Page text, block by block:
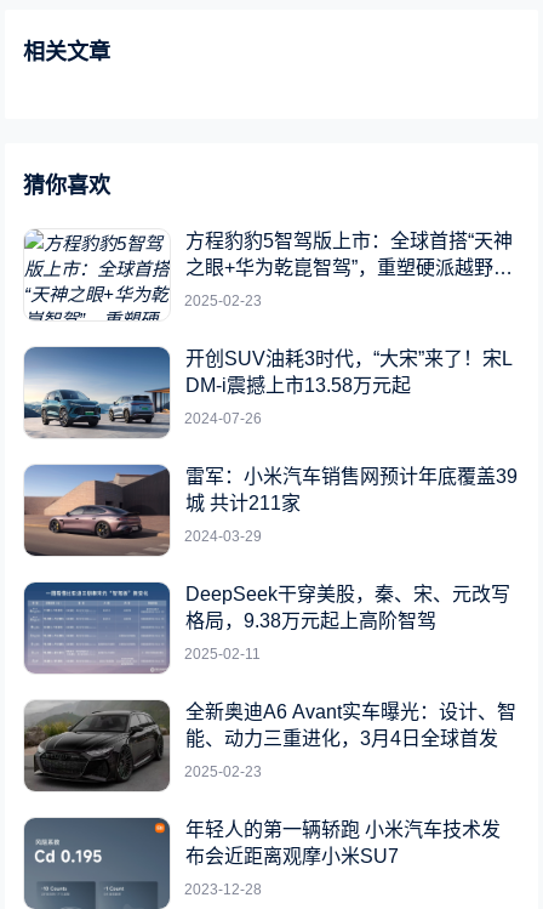
相关文章
猜你喜欢
方程豹豹5智驾版上市：全球首搭“天神
之眼+华为乾崑智驾”，重塑硬派越野新
标杆
2025-02-23
开创SUV油耗3时代，“大宋”来了！宋L
DM-i震撼上市13.58万元起
2024-07-26
雷军：小米汽车销售网预计年底覆盖39
城 共计211家
2024-03-29
DeepSeek干穿美股，秦、宋、元改写
格局，9.38万元起上高阶智驾
2025-02-11
全新奥迪A6 Avant实车曝光：设计、智
能、动力三重进化，3月4日全球首发
2025-02-23
年轻人的第一辆轿跑 小米汽车技术发
布会近距离观摩小米SU7
2023-12-28